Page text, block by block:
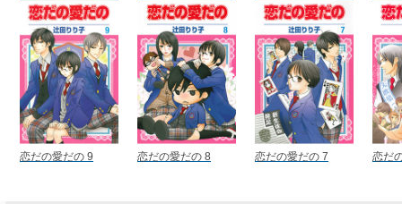
恋だの愛だの 9 恋だの愛だの 8 恋だの愛だの 7 恋だ